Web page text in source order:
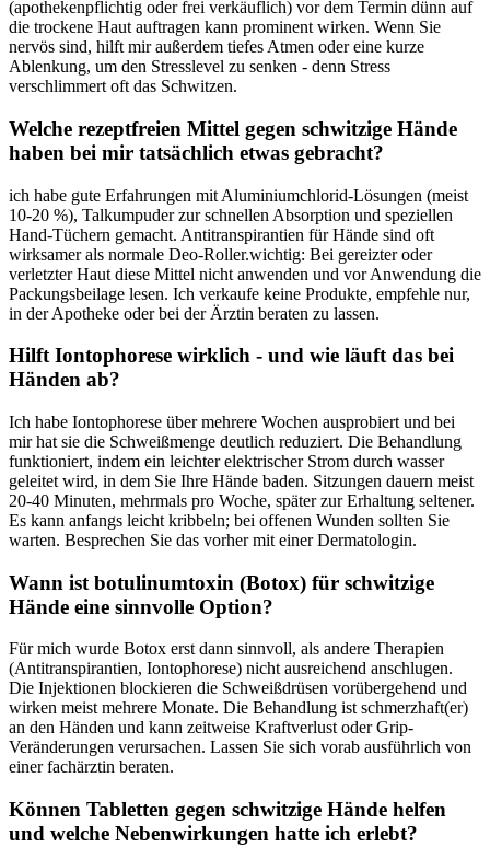
(apothekenpflichtig oder frei⁣ verkäuflich) ⁤vor dem Termin dünn auf​
die⁢ trockene Haut auftragen kann prominent ⁣wirken. Wenn Sie
nervös ⁤sind, hilft mir außerdem tiefes Atmen oder⁣ eine kurze
Ablenkung, ‍um den Stresslevel zu senken -⁣ denn Stress
verschlimmert‍ oft das Schwitzen.
Welche ​rezeptfreien Mittel gegen schwitzige Hände
haben ⁤bei mir tatsächlich etwas‍ gebracht?
ich ⁤habe gute ‍Erfahrungen mit Aluminiumchlorid-Lösungen (meist
10-20 %), Talkumpuder zur schnellen Absorption und speziellen
Hand-Tüchern ​gemacht. Antitranspirantien für Hände sind oft
wirksamer als normale Deo-Roller.wichtig:⁣ Bei gereizter oder
verletzter Haut diese Mittel nicht anwenden und vor Anwendung die
Packungsbeilage lesen. Ich verkaufe keine⁣ Produkte,​ empfehle ⁢nur,
in der Apotheke oder ‍bei der Ärztin ​beraten‍ zu ​lassen.
Hilft ⁢Iontophorese​ wirklich ‌- und wie ⁣läuft das bei
Händen ab?
Ich habe Iontophorese‍ über⁢ mehrere Wochen⁣ ausprobiert und bei
mir hat sie ‌die ‍Schweißmenge deutlich reduziert. ‌Die ⁣Behandlung
funktioniert, indem ein leichter ⁢elektrischer Strom‌ durch⁤ wasser
geleitet ⁣wird, in dem Sie ⁢Ihre ⁤Hände ⁢baden. Sitzungen dauern​ meist
20-40 Minuten, mehrmals pro Woche, später zur Erhaltung seltener.‍
Es kann anfangs leicht⁤ kribbeln; bei offenen⁣ Wunden⁤ sollten​ Sie
warten. Besprechen Sie ⁢das vorher mit ⁣einer Dermatologin.
Wann ⁤ist botulinumtoxin⁢ (Botox) für schwitzige
Hände eine sinnvolle ​Option?
Für‍ mich wurde⁤ Botox⁢ erst dann ⁤sinnvoll, als andere ‍Therapien
(Antitranspirantien, Iontophorese) nicht ausreichend‍ anschlugen.
‍Die Injektionen ⁤blockieren die Schweißdrüsen vorübergehend und⁣
wirken meist mehrere Monate. Die Behandlung ist schmerzhaft(er)
an den Händen und kann‌ zeitweise Kraftverlust oder‍ Grip-
Veränderungen verursachen. Lassen Sie sich vorab ausführlich ⁣von
einer fachärztin beraten.
Können ‍Tabletten gegen schwitzige Hände helfen
und welche Nebenwirkungen hatte‍ ich erlebt?